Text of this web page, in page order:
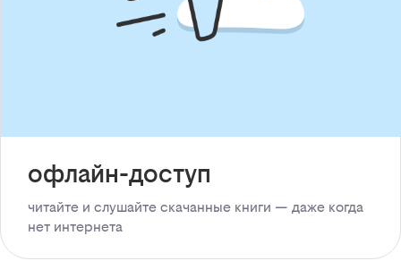
офлайн-доступ
читайте и слушайте скачанные книги — даже когда
нет интернета